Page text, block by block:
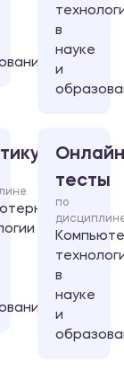
в
науке
и
тесты
по
в
науке
и